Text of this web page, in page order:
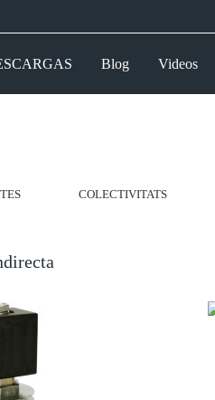
Blog Videos
COLECTIVITATS